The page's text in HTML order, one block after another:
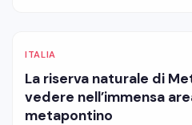
ITALIA
La riserva naturale di
vedere nell’immensa
metapontino